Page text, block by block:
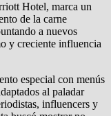
Hotel, marca un
de la carne
a nuevos
y creciente influencia
especial con menús
al paladar
influencers y